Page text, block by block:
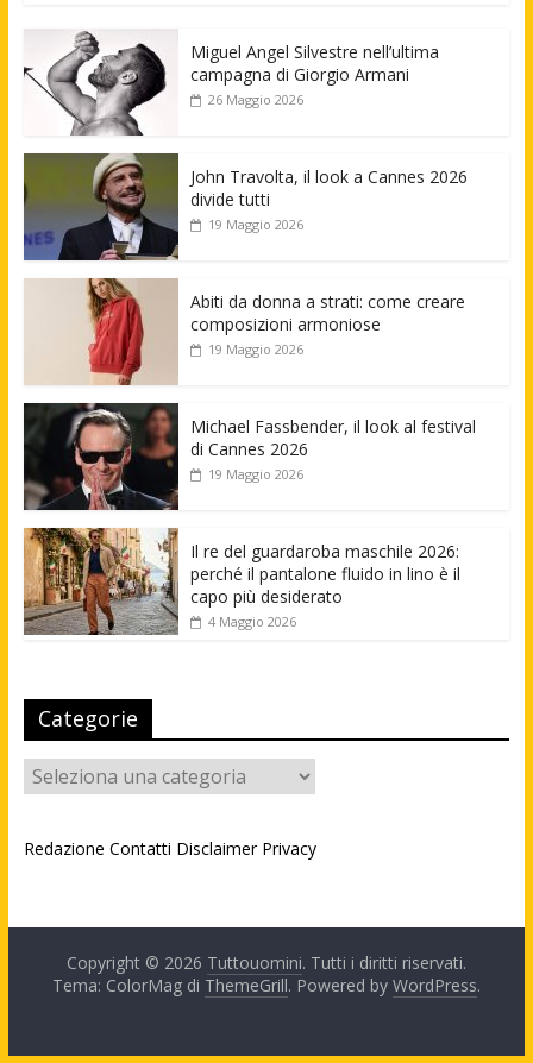
Miguel Angel Silvestre nell’ultima
campagna di Giorgio Armani
26 Maggio 2026
John Travolta, il look a Cannes 2026
divide tutti
19 Maggio 2026
Abiti da donna a strati: come creare
composizioni armoniose
19 Maggio 2026
Michael Fassbender, il look al festival
di Cannes 2026
19 Maggio 2026
Il re del guardaroba maschile 2026:
perché il pantalone fluido in lino è il
capo più desiderato
4 Maggio 2026
Categorie
Categorie
Redazione Contatti Disclaimer Privacy
Copyright © 2026 Tuttouomini. Tutti i diritti riservati.
Tema: ColorMag di ThemeGrill. Powered by WordPress.